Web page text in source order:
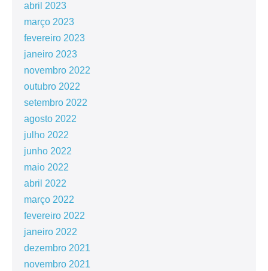
abril 2023
março 2023
fevereiro 2023
janeiro 2023
novembro 2022
outubro 2022
setembro 2022
agosto 2022
julho 2022
junho 2022
maio 2022
abril 2022
março 2022
fevereiro 2022
janeiro 2022
dezembro 2021
novembro 2021